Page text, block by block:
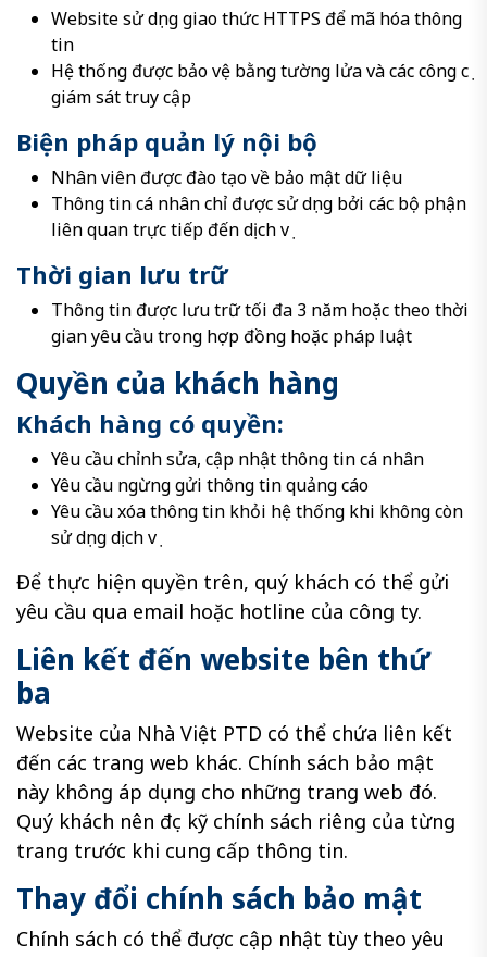
Website sử dụng giao thức HTTPS để mã hóa thông
tin
Hệ thống được bảo vệ bằng tường lửa và các công cụ
giám sát truy cập
Biện pháp quản lý nội bộ
Nhân viên được đào tạo về bảo mật dữ liệu
Thông tin cá nhân chỉ được sử dụng bởi các bộ phận
liên quan trực tiếp đến dịch vụ
Thời gian lưu trữ
Thông tin được lưu trữ tối đa 3 năm hoặc theo thời
gian yêu cầu trong hợp đồng hoặc pháp luật
Quyền của khách hàng
Khách hàng có quyền:
Yêu cầu chỉnh sửa, cập nhật thông tin cá nhân
Yêu cầu ngừng gửi thông tin quảng cáo
Yêu cầu xóa thông tin khỏi hệ thống khi không còn
sử dụng dịch vụ
Để thực hiện quyền trên, quý khách có thể gửi
yêu cầu qua email hoặc hotline của công ty.
Liên kết đến website bên thứ
ba
Website của Nhà Việt PTD có thể chứa liên kết
đến các trang web khác. Chính sách bảo mật
này không áp dụng cho những trang web đó.
Quý khách nên đọc kỹ chính sách riêng của từng
trang trước khi cung cấp thông tin.
Thay đổi chính sách bảo mật
Chính sách có thể được cập nhật tùy theo yêu